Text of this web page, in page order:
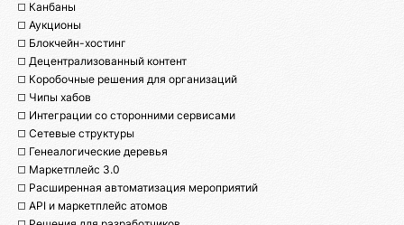
◻️ Канбаны
◻️ Аукционы
◻️ Блокчейн-хостинг
◻️ Децентрализованный контент
◻️ Коробочные решения для организаций
◻️ Чипы хабов
◻️ Интеграции со сторонними сервисами
◻️ Сетевые структуры
◻️ Генеалогические деревья
◻️ Маркетплейс 3.0
◻️ Расширенная автоматизация мероприятий
◻️ API и маркетплейс атомов